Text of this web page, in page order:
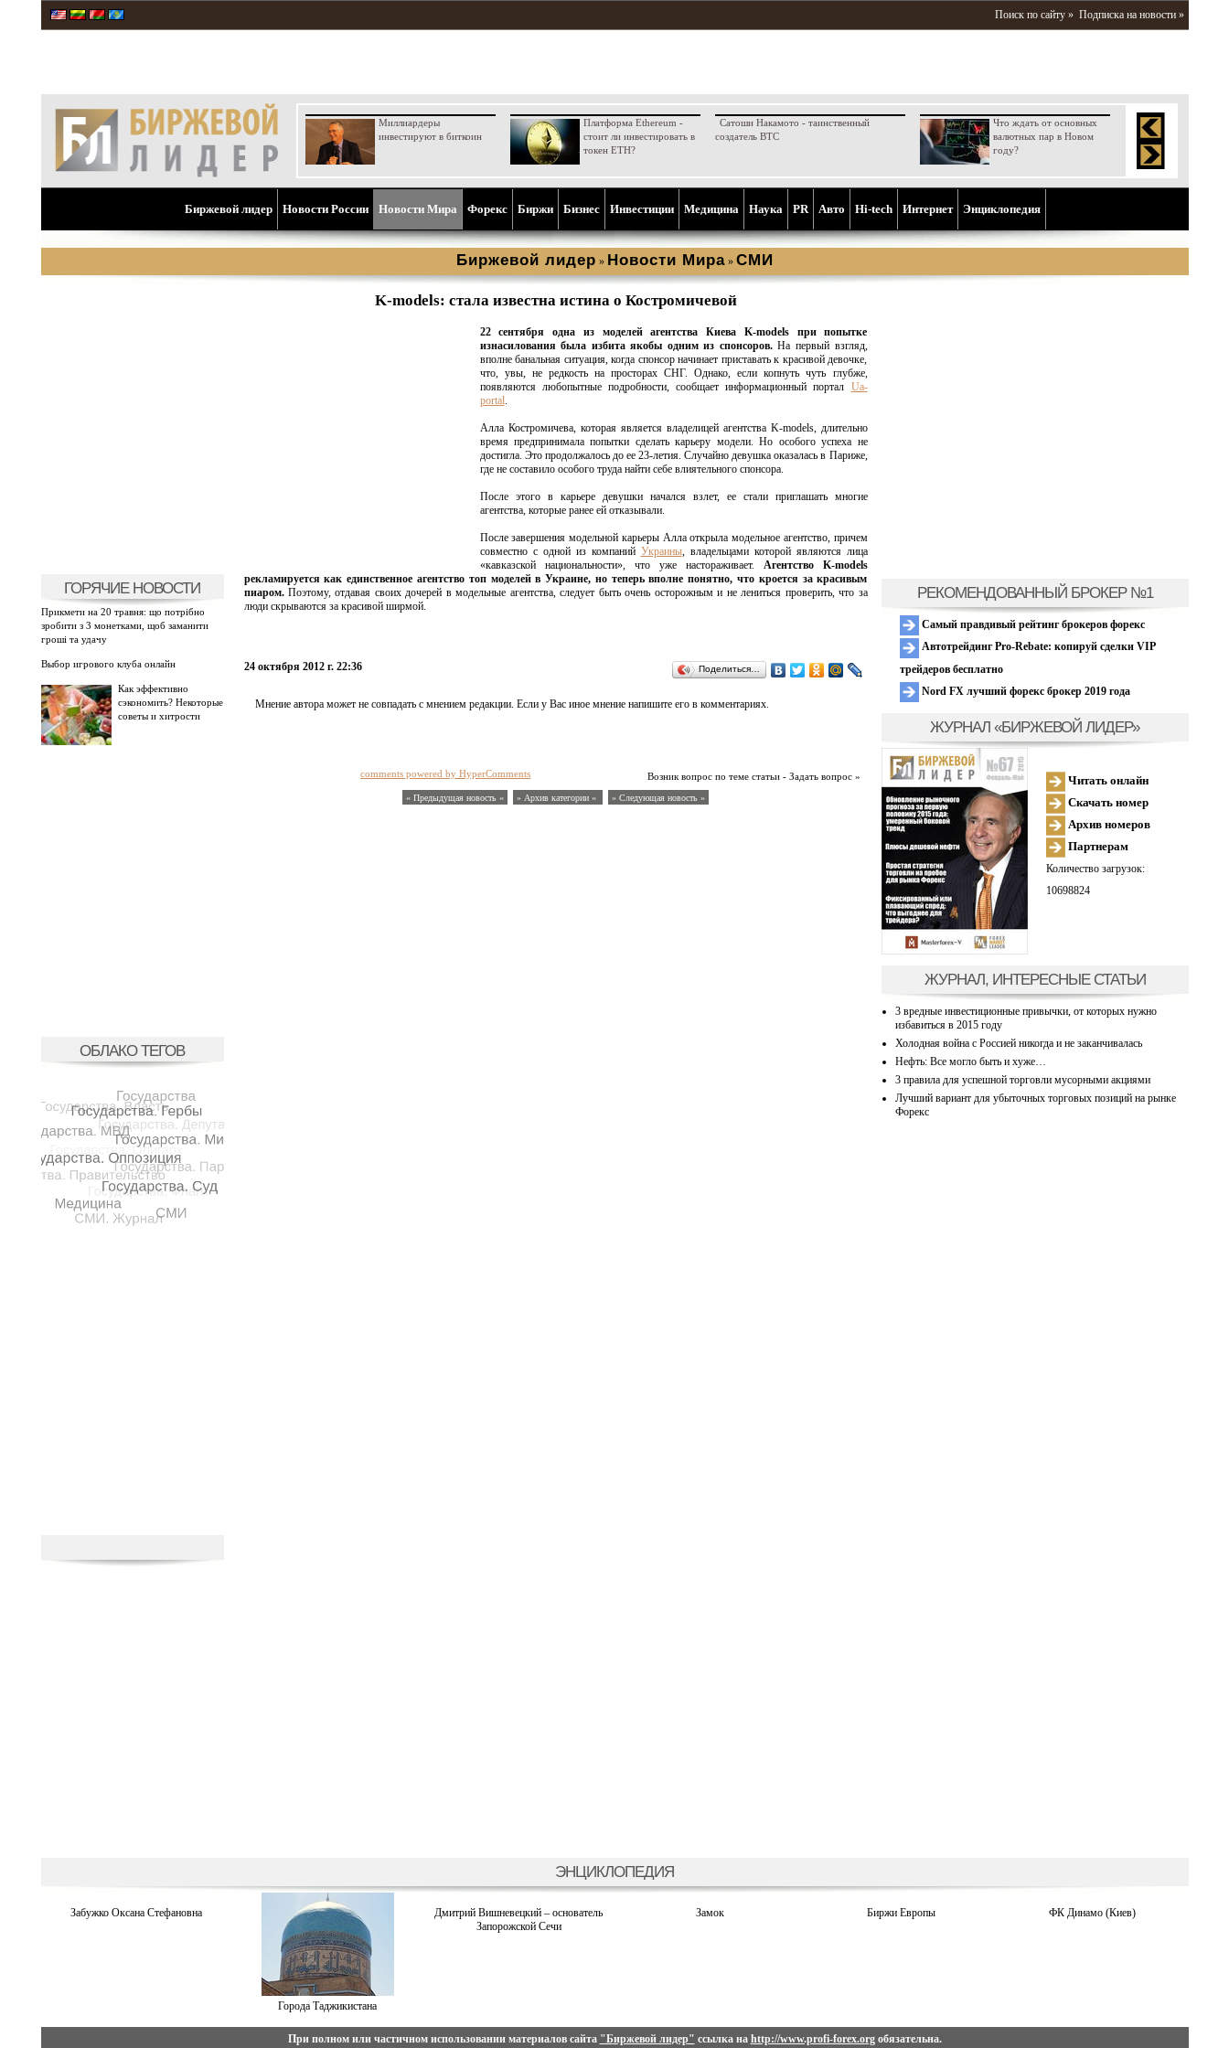
Поиск по сайту » Подписка на новости »
Миллиардеры
инвестируют в биткоин
Платформа Ethereum -
стоит ли инвестировать в
токен ETH?
Сатоши Накамото - таинственный
создатель BTC
Что ждать от основных
валютных пар в Новом
году?
Биржевой лидер Новости России Новости Мира Форекс Биржи Бизнес Инвестиции Медицина Наука PR Aвто Hi-tech Интернет Энциклопедия
Биржевой лидер » Новости Мира » СМИ
ГОРЯЧИЕ НОВОСТИ
Прикмети на 20 травня: що потрібно
зробити з 3 монетками, щоб заманити
гроші та удачу
Выбор игрового клуба онлайн
Как эффективно
сэкономить? Некоторые
советы и хитрости
ОБЛАКО ТЕГОВ
K-models: стала известна истина о Костромичевой
22 сентября одна из моделей агентства Киева K-models при попытке
изнасилования была избита якобы одним из спонсоров.На первый взгляд,
вполне банальная ситуация, когда спонсор начинает приставать к красивой девочке,
что, увы, не редкость на просторах СНГ. Однако, если копнуть чуть глубже,
появляются любопытные подробности, сообщает информационный портал Ua-
portal.
Алла Костромичева, которая является владелицей агентства K-models, длительно
время предпринимала попытки сделать карьеру модели. Но особого успеха не
достигла. Это продолжалось до ее 23-летия. Случайно девушка оказалась в Париже,
где не составило особого труда найти себе влиятельного спонсора.
После этого в карьере девушки начался взлет, ее стали приглашать многие
агентства, которые ранее ей отказывали.
После завершения модельной карьеры Алла открыла модельное агентство, причем
совместно с одной из компаний Украины, владельцами которой являются лица
«кавказской национальности», что уже настораживает. Агентство K-models
рекламируется как единственное агентство топ моделей в Украине, но теперь вполне понятно, что кроется за красивым
пиаром. Поэтому, отдавая своих дочерей в модельные агентства, следует быть очень осторожным и не лениться проверить, что за
люди скрываются за красивой ширмой.
24 октября 2012 г. 22:36 Поделиться…
Мнение автора может не совпадать с мнением редакции. Если у Вас иное мнение напишите его в комментариях.
Возник вопрос по теме статьи - Задать вопрос »
comments powered by HyperComments
« Предыдущая новость « » Архив категории « » Следующая новость »
РЕКОМЕНДОВАННЫЙ БРОКЕР №1
Самый правдивый рейтинг брокеров форекс
Автотрейдинг Pro-Rebate: копируй сделки VIP
трейдеров бесплатно
Nord FX лучший форекс брокер 2019 года
ЖУРНАЛ «БИРЖЕВОЙ ЛИДЕР»
Читать онлайн
Скачать номер
Архив номеров
Партнерам
Количество загрузок:
10698824
ЖУРНАЛ, ИНТЕРЕСНЫЕ СТАТЬИ
3 вредные инвестиционные привычки, от которых нужно
избавиться в 2015 году
Холодная война с Россией никогда и не заканчивалась
Нефть: Все могло быть и хуже…
3 правила для успешной торговли мусорными акциями
Лучший вариант для убыточных торговых позиций на рынке
Форекс
ЭНЦИКЛОПЕДИЯ
Забужко Оксана Стефановна
Города Таджикистана
Дмитрий Вишневецкий – основатель
Запорожской Сечи
Замок Биржи Европы ФК Динамо (Киев)
При полном или частичном использовании материалов сайта "Биржевой лидер" ссылка на http://www.profi-forex.orgобязательна.